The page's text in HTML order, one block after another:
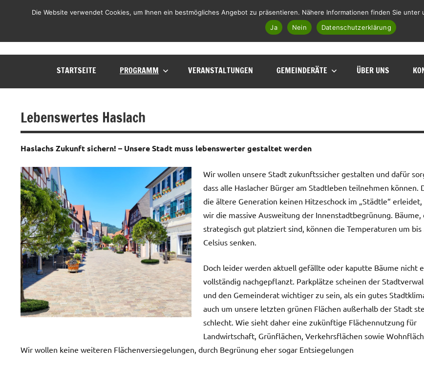
LHL
Liste
Facebook
Instagram
Telegram
WhatsApp
E-Mail
STARTSEITE PROGRAMM VERANSTALTUNGEN GEMEINDERÄTE ÜBER UNS
Lebenswertes Haslach
Haslachs Zukunft sichern! – Unsere Stadt muss lebenswerter gestaltet werden
Wir wollen unsere Stadt zukunftssicher gestalten und dafür
dass alle Haslacher Bürger am Stadtleben teilnehmen können.
die ältere Generation keinen Hitzeschock im „Städtle“
wir die massive Ausweitung der Innenstadtbegrünung. Bäume,
strategisch gut platziert sind, können die Temperaturen um bis
Celsius senken.
Doch leider werden aktuell gefällte oder kaputte Bäume nicht
vollständig nachgepflanzt. Parkplätze scheinen der
und den Gemeinderat wichtiger zu sein, als ein gutes
auch um unsere letzten grünen Flächen außerhalb der Stadt
schlecht. Wie sieht daher eine zukünftige Flächennutzung für
Landwirtschaft, Grünflächen, Verkehrsflächen sowie
Wir wollen keine weiteren Flächenversiegelungen, durch Begrünung eher sogar Entsiegelungen
Die Website verwendet Cookies, um Ihnen ein bestmögliches Angebot zu präsentieren. Nähere Informationen finden Sie
Ja
Nein Datenschutzerklärung